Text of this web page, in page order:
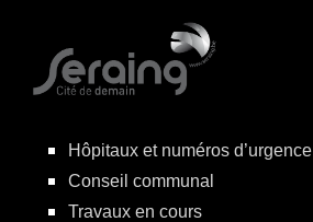
Hôpitaux et numéros d’urgence
Conseil communal
Travaux en cours